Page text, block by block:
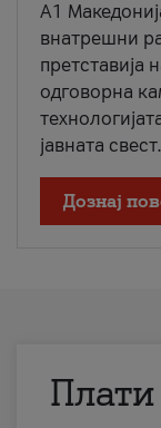
A1
внатрешни
претставија
одговорна
јавната
Дознај